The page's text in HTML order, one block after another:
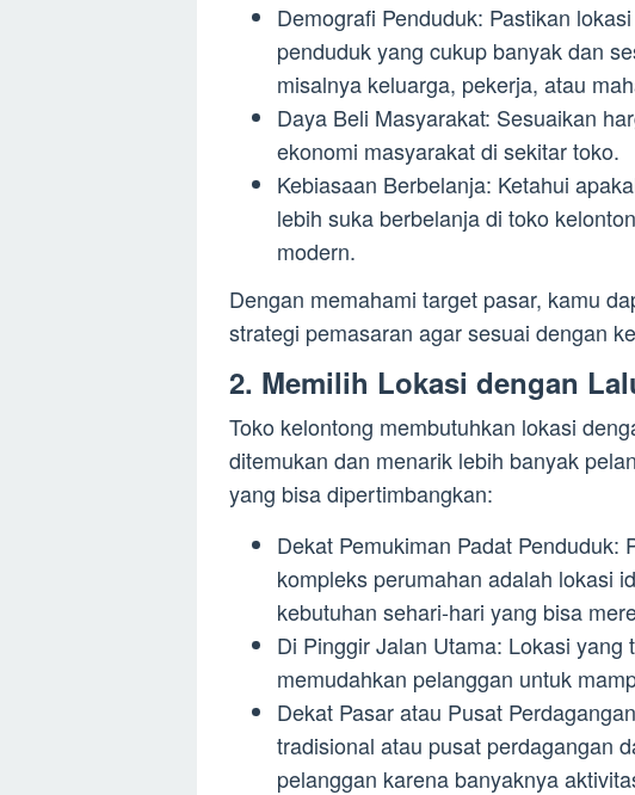
Demografi Penduduk: Pastikan
penduduk yang cukup banyak dan
misalnya keluarga, pekerja, atau
Daya Beli Masyarakat: Sesuaikan
ekonomi masyarakat di sekitar toko.
Kebiasaan Berbelanja: Ketahui
lebih suka berbelanja di toko
modern.
Dengan memahami target pasar, kamu
strategi pemasaran agar sesuai dengan
2. Memilih Lokasi dengan
Toko kelontong membutuhkan lokasi
ditemukan dan menarik lebih banyak
yang bisa dipertimbangkan:
Dekat Pemukiman Padat Penduduk:
kompleks perumahan adalah lokasi
kebutuhan sehari-hari yang bisa
Di Pinggir Jalan Utama: Lokasi yang
memudahkan pelanggan untuk
Dekat Pasar atau Pusat
tradisional atau pusat perdagangan
pelanggan karena banyaknya